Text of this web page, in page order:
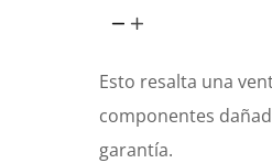
Esto resalta una
componentes
garantía.